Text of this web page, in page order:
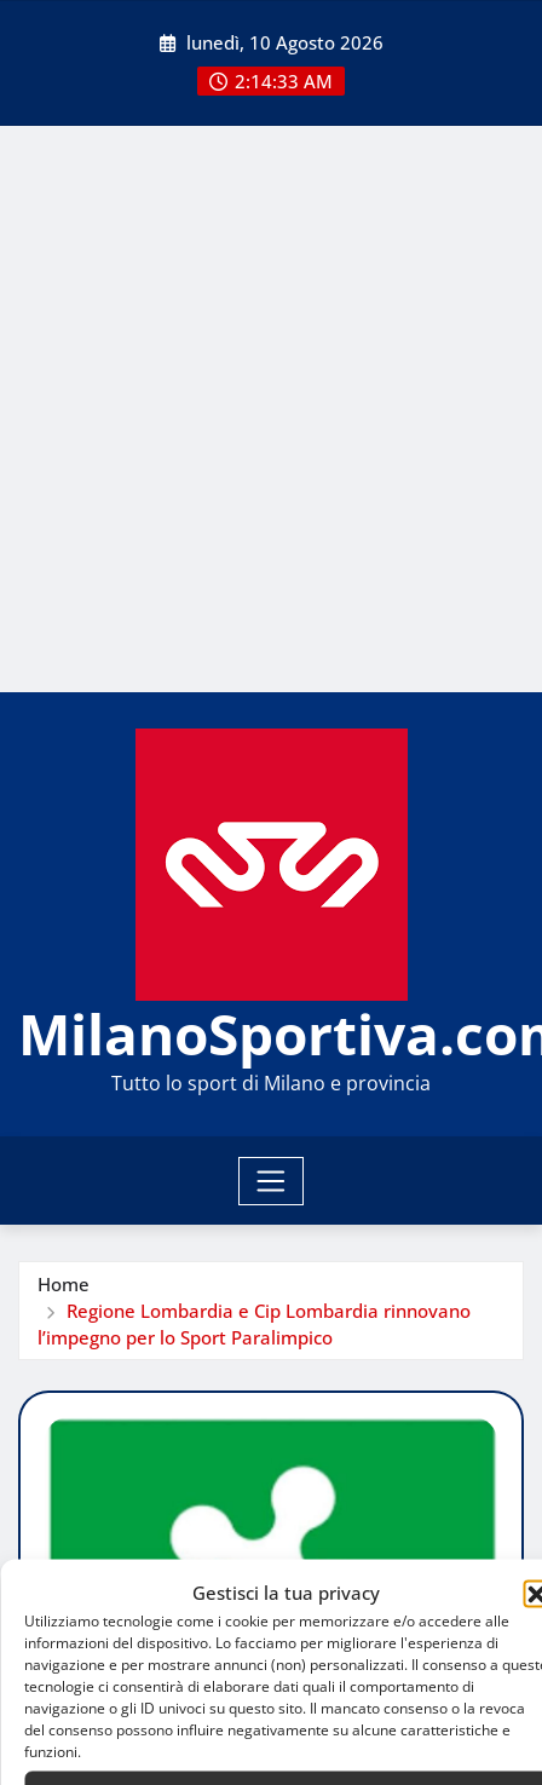
Gestisci la tua privacy
Utilizziamo tecnologie come i cookie per memorizzare e/o accedere alle
informazioni del dispositivo. Lo facciamo per migliorare l'esperienza di
navigazione e per mostrare annunci (non) personalizzati. Il consenso a
tecnologie ci consentirà di elaborare dati quali il comportamento di
navigazione o gli ID univoci su questo sito. Il mancato consenso o la revoca
del consenso possono influire negativamente su alcune caratteristiche e
funzioni.
lunedì, 10 Agosto 2026
2:14:33 AM
Tutto lo sport di Milano e provincia
Home
Regione Lombardia e Cip Lombardia rinnovano
l’impegno per lo Sport Paralimpico
DALLA REGIONE